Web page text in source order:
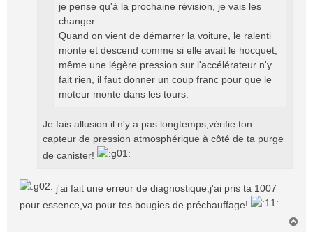
je pense qu'à la prochaine révision, je vais les
changer.
Quand on vient de démarrer la voiture, le ralenti
monte et descend comme si elle avait le hocquet,
même une légère pression sur l'accélérateur n'y
fait rien, il faut donner un coup franc pour que le
moteur monte dans les tours.
Je fais allusion il n'y a pas longtemps,vérifie ton
capteur de pression atmosphérique à côté de ta purge
de canister!
j'ai fait une erreur de diagnostique,j'ai pris ta 1007
pour essence,va pour tes bougies de préchauffage!